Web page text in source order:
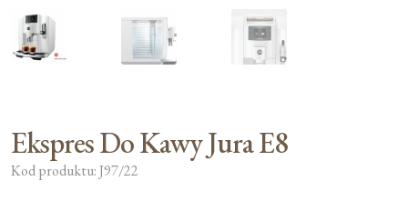
Ekspres Do Kawy Jura E8
Kod produktu: J97/22